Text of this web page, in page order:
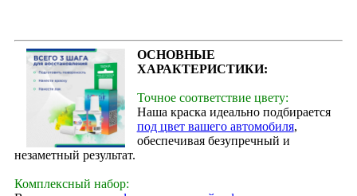
ОСНОВНЫЕ
ХАРАКТЕРИСТИКИ:
Точное соответствие цвету:
Наша краска идеально подбирается
под цвет вашего автомобиля,
обеспечивая безупречный и
незаметный результат.
Комплексный набор: